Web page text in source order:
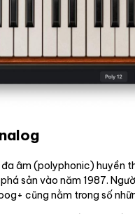
âm (polyphonic) huyền
sản vào năm 1987.
cũng nằm trong số